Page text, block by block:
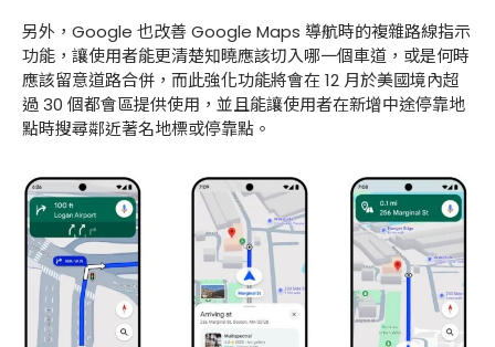
另外，Google 也改善 Google Maps 導航時的複雜路線指示
功能，讓使用者能更清楚知曉應該切入哪一個車道，或是何時
應該留意道路合併，而此強化功能將會在 12 月於美國境內超
過 30 個都會區提供使用，並且能讓使用者在新增中途停靠地
點時搜尋鄰近著名地標或停靠點。